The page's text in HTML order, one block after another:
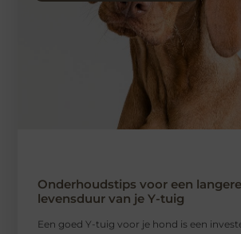
Onderhoudstips voor een langere
levensduur van je Y-tuig
Een goed Y-tuig voor je hond is een